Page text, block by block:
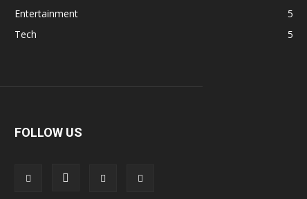
Entertainment
5
Tech
5
FOLLOW US